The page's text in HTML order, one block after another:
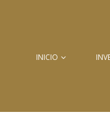
INICIO